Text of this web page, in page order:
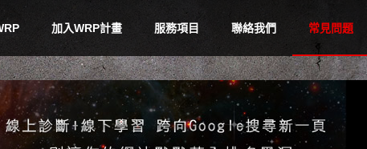
加入WRP計畫 服務項目 聯絡我們 常見問題